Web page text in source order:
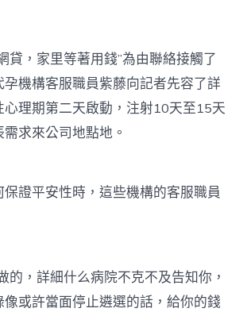
貸，家里等著用錢”為由聯絡接觸了
機構客服職員紫藤向記者先容了詳
心理期第二天啟動，注射10天至15天
求來公司地點地。
證平安性時，這些機構的客服職員
的，詳細什么病院不克不及告知你，
或許當面停止遴選的話，給你的錢